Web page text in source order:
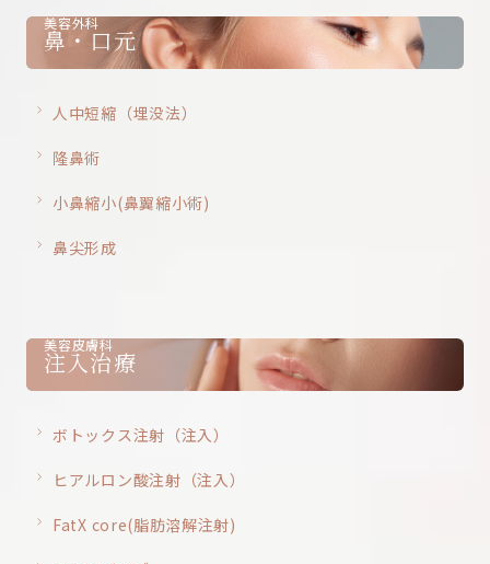
美容外科
鼻・口元
人中短縮（埋没法）
隆鼻術
小鼻縮小(鼻翼縮小術)
鼻尖形成
美容皮膚科
注入治療
ボトックス注射（注入）
ヒアルロン酸注射（注入）
FatX core(脂肪溶解注射)